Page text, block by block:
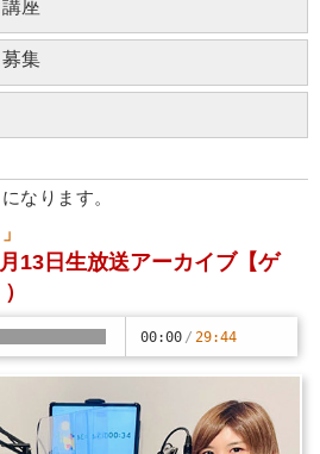
座
集
なります。
13日生放送アーカイブ【ゲ
00:00 / 29:44